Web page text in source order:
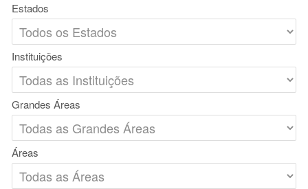
Estados
Instituições
Grandes Áreas
Áreas